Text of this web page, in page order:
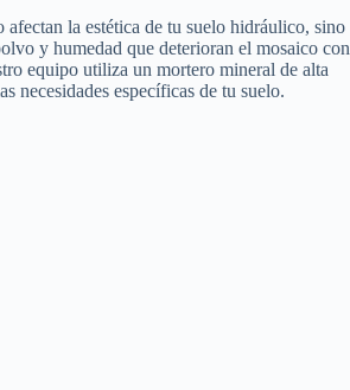
afectan la estética de tu suelo hidráulico, sino
y humedad que deterioran el mosaico con
equipo utiliza un mortero mineral de alta
necesidades específicas de tu suelo.